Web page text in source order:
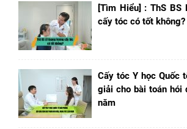
[Tìm Hiểu] : ThS BS
cấy tóc có tốt không?
Cấy tóc Y học Quốc
giải cho bài toán hói
năm